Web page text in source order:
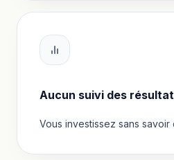
Aucun suivi des
Vous investissez sans